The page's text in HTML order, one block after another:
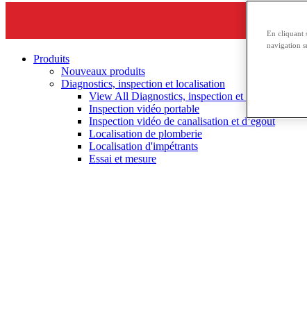
Produits
Nouveaux produits
Diagnostics, inspection et localisation
View All Diagnostics, inspection et localisation
Inspection vidéo portable
Inspection vidéo de canalisation et d’égout
Localisation de plomberie
Localisation d'impétrants
Essai et mesure
En cliquant
navigation